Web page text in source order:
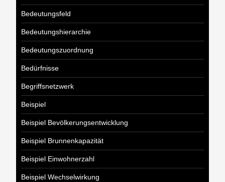
Bedeutungsfeld
Bedeutungshierarchie
Bedeutungszuordnung
Bedürfnisse
Begriffsnetzwerk
Beispiel
Beispiel Bevölkerungsentwicklung
Beispiel Brunnenkapazität
Beispiel Einwohnerzahl
Beispiel Wechselwirkung